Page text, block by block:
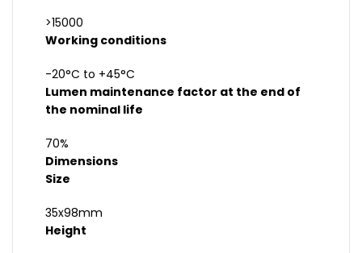
>15000
Working conditions
-20°C to +45°C
Lumen maintenance factor at the end of
the nominal life
70%
Dimensions
Size
35x98mm
Height